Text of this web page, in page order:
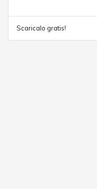
Scaricalo gratis!